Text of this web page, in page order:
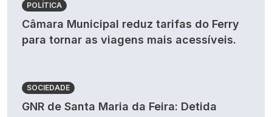
POLÍTICA
Câmara Municipal reduz tarifas do Ferry
para tornar as viagens mais acessíveis.
SOCIEDADE
GNR de Santa Maria da Feira: Detida